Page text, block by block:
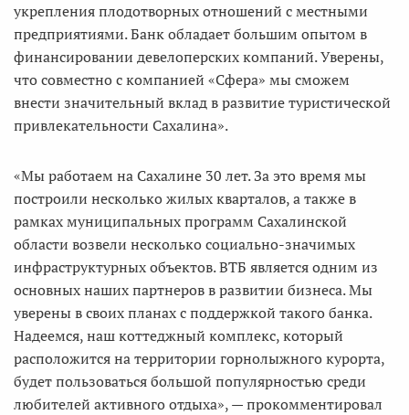
укрепления плодотворных отношений с местными
предприятиями. Банк обладает большим опытом в
финансировании девелоперских компаний. Уверены,
что совместно с компанией «Сфера» мы сможем
внести значительный вклад в развитие туристической
привлекательности Сахалина».
«Мы работаем на Сахалине 30 лет. За это время мы
построили несколько жилых кварталов, а также в
рамках муниципальных программ Сахалинской
области возвели несколько социально-значимых
инфраструктурных объектов. ВТБ является одним из
основных наших партнеров в развитии бизнеса. Мы
уверены в своих планах с поддержкой такого банка.
Надеемся, наш коттеджный комплекс, который
расположится на территории горнолыжного курорта,
будет пользоваться большой популярностью среди
любителей активного отдыха», — прокомментировал